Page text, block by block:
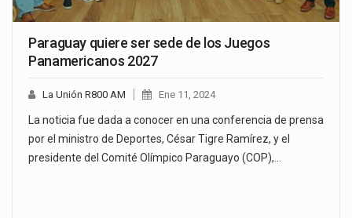
Paraguay quiere ser sede de los Juegos
Panamericanos 2027
La Unión R800 AM Ene 11, 2024
La noticia fue dada a conocer en una conferencia de prensa
por el ministro de Deportes, César Tigre Ramírez, y el
presidente del Comité Olímpico Paraguayo (COP),…